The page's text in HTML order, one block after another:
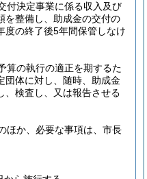
付決定事業に係る収入及び
を整備し、助成金の交付の
度の終了後5年間保管しなけ
算の執行の適正を期するた
団体に対し、随時、助成金
、検査し、又は報告させる
ほか、必要な事項は、市長